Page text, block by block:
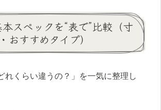
スペックを“表で”比較（寸
おすすめタイプ）
れくらい違うの？」を一気に整理し